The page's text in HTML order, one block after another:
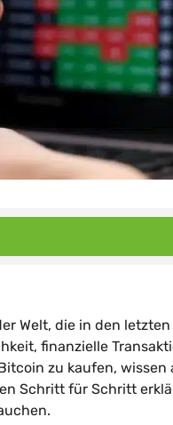
Welt, die in den letzten
finanzielle
zu kaufen, wissen
Schritt für Schritt